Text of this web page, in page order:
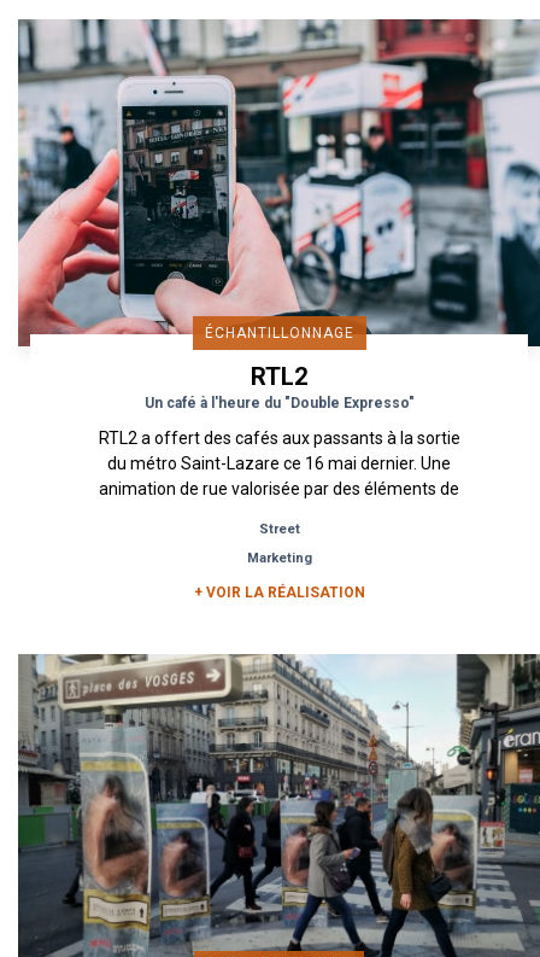
ÉCHANTILLONNAGE
RTL2
Un café à l'heure du "Double Expresso"
RTL2 a offert des cafés aux passants à la sortie
du métro Saint-Lazare ce 16 mai dernier. Une
animation de rue valorisée par des éléments de
Street
Marketing
+ VOIR LA RÉALISATION